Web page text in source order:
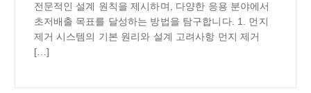
전문적인 설계 원칙을 제시하며, 다양한 응용 분야에서
초저배출 목표를 달성하는 방법을 탐구합니다. 1. 먼지
제거 시스템의 기본 원리와 설계 고려사항 먼지 제거
[…]